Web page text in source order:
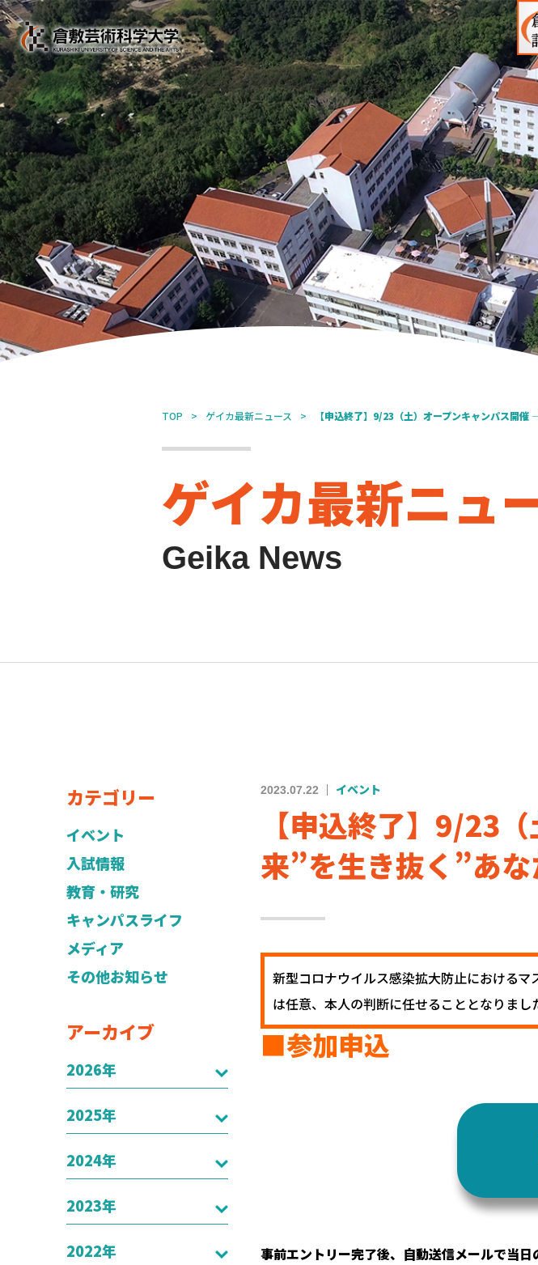
TOP ゲイカ最新ニュース 【申込終了】9/23（土）オープンキャンパス開
ゲイカ最新ニュ
Geika News
カテゴリー
イベント
入試情報
教育・研究
キャンパスライフ
メディア
その他お知らせ
アーカイブ
2026年
2025年
2024年
2023年
2022年
2023.07.22 イベント
【申込終了】9/23
来”を生き抜く”あ
新型コロナウイルス感染拡大防止における
は任意、本人の判断に任せることとなりま
■参加申込
事前エントリー完了後、自動送信メールで当